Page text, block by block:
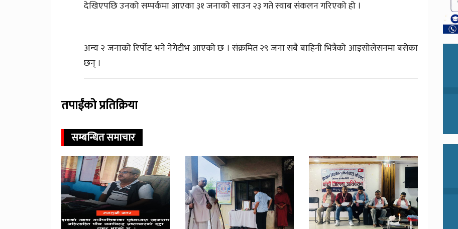
देखिएपछि उनको सम्पर्कमा आएका ३१ जनाको साउन २३ गते स्वाब संकलन गरिएको हो ।
अन्य २ जनाको रिर्पोट भने नेगेटीभ आएको छ । संक्रमित २९ जना सबै बाहिनी भित्रैको आइसोलेसनमा बसेका
छन् ।
तपाईंको प्रतिक्रिया
सम्बन्धित समाचार